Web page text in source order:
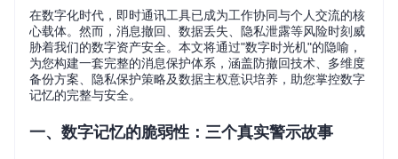
在数字化时代，即时通讯工具已成为工作协同与个人交流的核
心载体。然而，消息撤回、数据丢失、隐私泄露等风险时刻威
胁着我们的数字资产安全。本文将通过"数字时光机"的隐喻，
为您构建一套完整的消息保护体系，涵盖防撤回技术、多维度
备份方案、隐私保护策略及数据主权意识培养，助您掌控数字
记忆的完整与安全。
一、数字记忆的脆弱性：三个真实警示故事